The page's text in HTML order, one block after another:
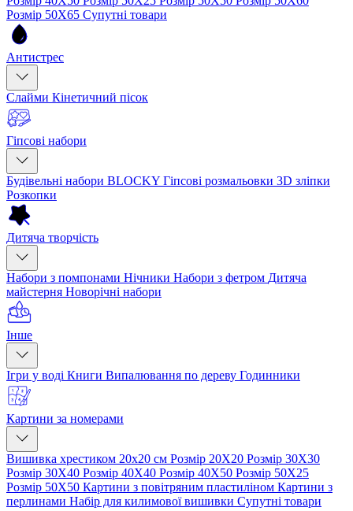
Розмір 50Х65 Супутні товари
Антистрес
Слайми Кінетичний пісок
Гіпсові набори
Будівельні набори BLOCKY Гіпсові розмальовки 3D зліпки
Розкопки
Дитяча творчість
Набори з помпонами Нічники Набори з фетром Дитяча
майстерня Новорічні набори
Інше
Ігри у воді Книги Випалювання по дереву Годинники
Картини за номерами
Вишивка хрестиком 20х20 см Розмір 20Х20 Розмір 30Х30
Розмір 30Х40 Розмір 40Х40 Розмір 40Х50 Розмір 50Х25
Розмір 50Х50 Картини з повітряним пластиліном Картини з
перлинами Набір для килимової вишивки Супутні товари